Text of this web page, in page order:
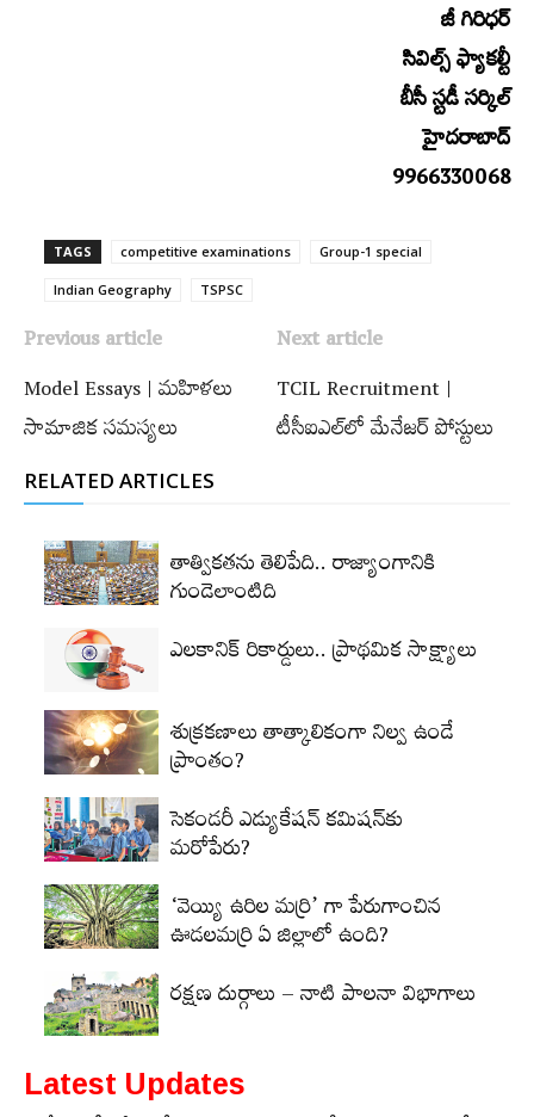
జీ గిరిధర్‌
సివిల్స్‌ ఫ్యాకల్టీ
బీసీ స్టడీ సర్కిల్‌
హైదరాబాద్‌
9966330068
TAGS competitive examinations Group-1 special
Indian Geography TSPSC
Previous article
Model Essays | మహిళలు
సామాజిక సమస్యలు
Next article
TCIL Recruitment |
టీసీఐఎల్‌లో మేనేజర్‌ పోస్టులు
RELATED ARTICLES
తాత్వికతను తెలిపేది.. రాజ్యాంగానికి
గుండెలాంటిది
ఎలకానిక్‌ రికార్డులు.. ప్రాథమిక సాక్ష్యాలు
శుక్రకణాలు తాత్కాలికంగా నిల్వ ఉండే
ప్రాంతం?
సెకండరీ ఎడ్యుకేషన్‌ కమిషన్‌కు
మరోపేరు?
‘వెయ్యి ఉరిల మర్రి’ గా పేరుగాంచిన
ఊడలమర్రి ఏ జిల్లాలో ఉంది?
రక్షణ దుర్గాలు – నాటి పాలనా విభాగాలు
Latest Updates